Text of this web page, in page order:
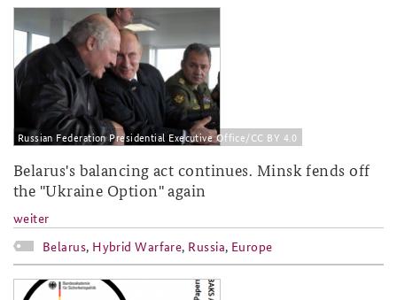
2017-11.jpg
Russian Federation Presidential Executive Office/CC BY 4.0
Belarus's balancing act continues. Minsk fends off
the "Ukraine Option" again
weiter
Belarus, Hybrid Warfare, Russia, Europe
2017-02.png